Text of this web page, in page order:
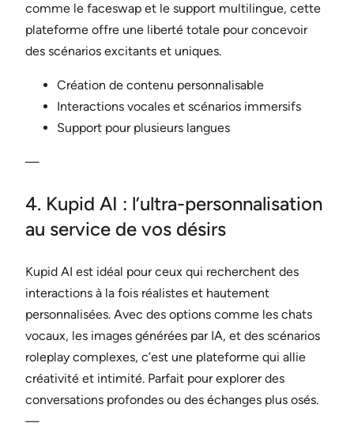
comme le faceswap et le support multilingue, cette
plateforme offre une liberté totale pour concevoir
des scénarios excitants et uniques.
Création de contenu personnalisable
Interactions vocales et scénarios immersifs
Support pour plusieurs langues
—
4. Kupid AI : l’ultra-personnalisation
au service de vos désirs
Kupid AI est idéal pour ceux qui recherchent des
interactions à la fois réalistes et hautement
personnalisées. Avec des options comme les chats
vocaux, les images générées par IA, et des scénarios
roleplay complexes, c’est une plateforme qui allie
créativité et intimité. Parfait pour explorer des
conversations profondes ou des échanges plus osés.